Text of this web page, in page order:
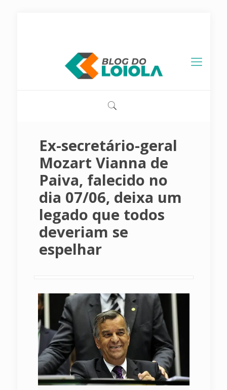
Ex-secretário-geral
Mozart Vianna de
Paiva, falecido no
dia 07/06, deixa um
legado que todos
deveriam se
espelhar